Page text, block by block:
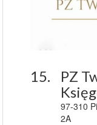
15.
PZ
97-310
2A